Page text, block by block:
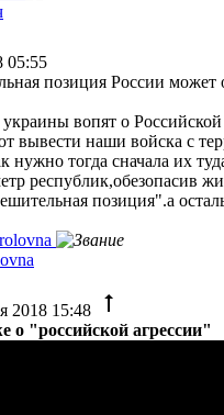
05:55
позиция России может
вопят о Российской
вывести наши войска с
тогда сначала их
республик,обезопасив
позиция".а
2018 15:48
о "российской агрессии"